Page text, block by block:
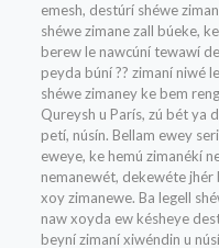
emesh, destúrí shéwe
shéwe zimane zall búeke,
berew le nawcúní tewawí
peyda búní ?? zimaní niwé
shéwe zimaney ke bem
Qureysh u París, zú bét ya
petí, núsín. Bellam ewey
eweye, ke hemú zimanékí
nemanewét, dekewéte jhér
xoy zimanewe. Ba legell
naw xoyda ew késheye
beyní zimaní xiwéndin u